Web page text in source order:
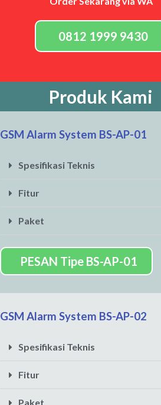
0812 1999 9430
Produk Kami
GSM Alarm System BS-AP-01
Spesifikasi Teknis
Fitur
Paket
PESAN Tipe BS-AP-01
GSM Alarm System BS-AP-02
Spesifikasi Teknis
Fitur
Paket